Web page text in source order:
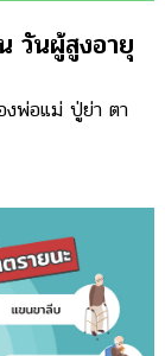
วันผู้สูงอายุ
งพ่อแม่ ปู่ย่า ตา